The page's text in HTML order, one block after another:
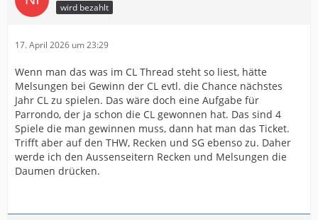
wird bezahlt
17. April 2026 um 23:29
Wenn man das was im CL Thread steht so liest, hätte
Melsungen bei Gewinn der CL evtl. die Chance nächstes
Jahr CL zu spielen. Das wäre doch eine Aufgabe für
Parrondo, der ja schon die CL gewonnen hat. Das sind 4
Spiele die man gewinnen muss, dann hat man das Ticket.
Trifft aber auf den THW, Recken und SG ebenso zu. Daher
werde ich den Aussenseitern Recken und Melsungen die
Daumen drücken.